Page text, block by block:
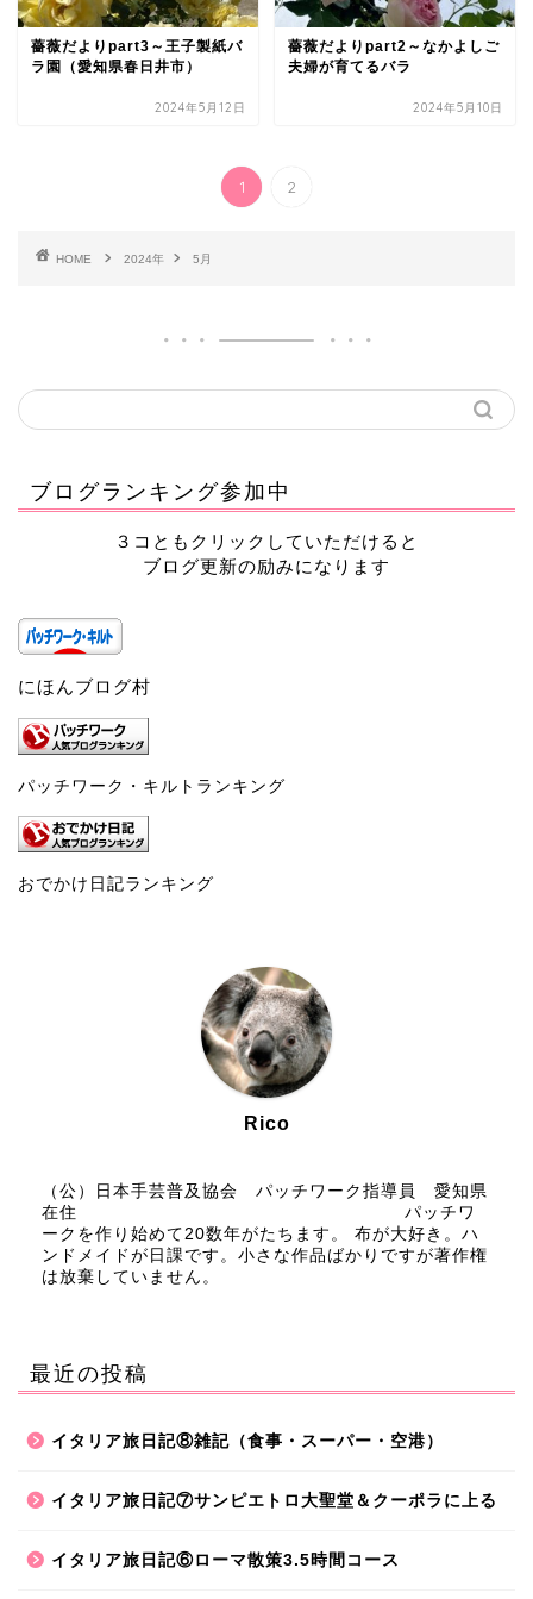
薔薇だよりpart3～王子製紙バ
ラ園（愛知県春日井市）
2024年5月12日
薔薇だよりpart2～なかよしご
夫婦が育てるバラ
2024年5月10日
1 2
HOME 2024年 5月
ブログランキング参加中
３コともクリックしていただけると
ブログ更新の励みになります
にほんブログ村
パッチワーク・キルトランキング
おでかけ日記ランキング
Rico
（公）日本手芸普及協会 パッチワーク指導員 愛知県
在住 パッチワ
ークを作り始めて20数年がたちます。 布が大好き。ハ
ンドメイドが日課です。小さな作品ばかりですが著作権
は放棄していません。
最近の投稿
イタリア旅日記⑧雑記（食事・スーパー・空港）
イタリア旅日記⑦サンピエトロ大聖堂＆クーポラに上る
イタリア旅日記⑥ローマ散策3.5時間コース